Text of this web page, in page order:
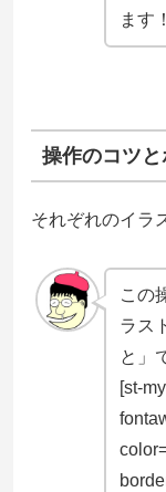
ます！
操作のコツと
それぞれのイラ
この
ラス
と」
[st-